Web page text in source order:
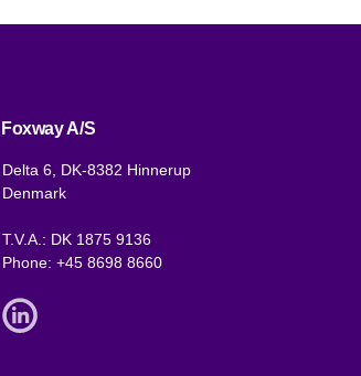
Foxway A/S
Delta 6, DK-8382 Hinnerup
Denmark
T.V.A.: DK 1875 9136
Phone: +45 8698 8660